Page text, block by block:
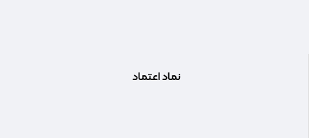
نماد اعتماد